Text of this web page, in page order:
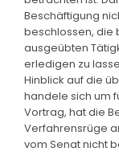
Beschäftigung
beschlossen, die
ausgeübten
erledigen zu
Hinblick auf die
handele sich um
Vortrag, hat die
Verfahrensrüge
vom Senat nicht